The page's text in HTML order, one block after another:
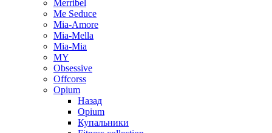
Merribel
Me Seduce
Mia-Amore
Mia-Mella
Mia-Mia
MY
Obsessive
Offcorss
Opium
Назад
Opium
Купальники